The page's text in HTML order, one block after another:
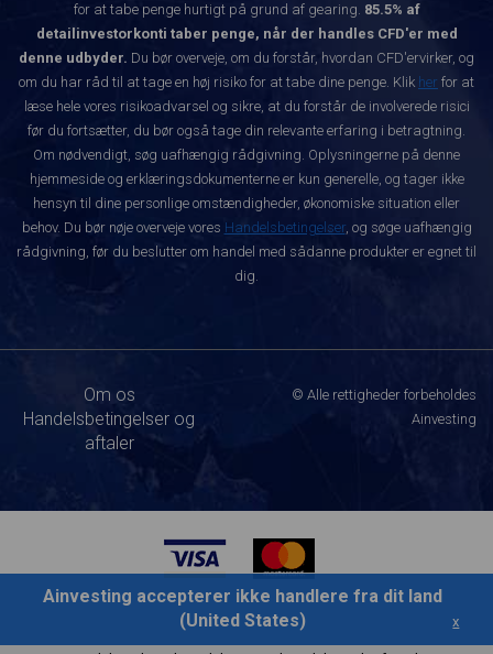
for at tabe penge hurtigt på grund af gearing. 85.5% af
detailinvestorkonti taber penge, når der handles CFD'er med
denne udbyder. Du bør overveje, om du forstår, hvordan CFD'ervirker, og
om du har råd til at tage en høj risiko for at tabe dine penge. Klik her for at
læse hele vores risikoadvarsel og sikre, at du forstår de involverede risici
før du fortsætter, du bør også tage din relevante erfaring i betragtning.
Om nødvendigt, søg uafhængig rådgivning. Oplysningerne på denne
hjemmeside og erklæringsdokumenterne er kun generelle, og tager ikke
hensyn til dine personlige omstændigheder, økonomiske situation eller
behov. Du bør nøje overveje vores Handelsbetingelser, og søge uafhængig
rådgivning, før du beslutter om handel med sådanne produkter er egnet til
dig.
Om os
Handelsbetingelser og
aftaler
© Alle rettigheder forbeholdes
Ainvesting
Ainvesting accepterer ikke handlere fra dit land
(United States)
x